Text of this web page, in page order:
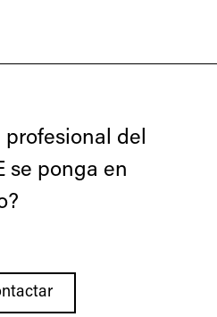
profesional del
se ponga en